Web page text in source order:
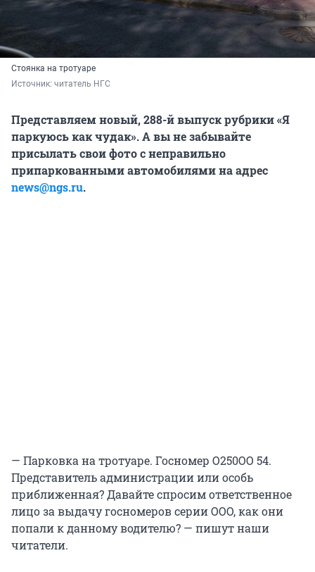
Стоянка на тротуаре
Источник: читатель НГС
Представляем новый, 288-й выпуск рубрики «Я
паркуюсь как чудак».А вы незабывайте
присылать свои фото с неправильно
припаркованными автомобилямина адрес
news@ngs.ru.
— Парковка на тротуаре. Госномер О250ОО 54.
Представитель администрации или особь
приближенная? Давайте спросим ответственное
лицо за выдачу госномеров серии ООО, как они
попали к данному водителю? — пишут наши
читатели.